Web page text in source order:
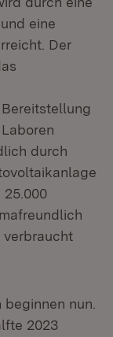
eine
Der
durch
verbraucht
nun.
2023